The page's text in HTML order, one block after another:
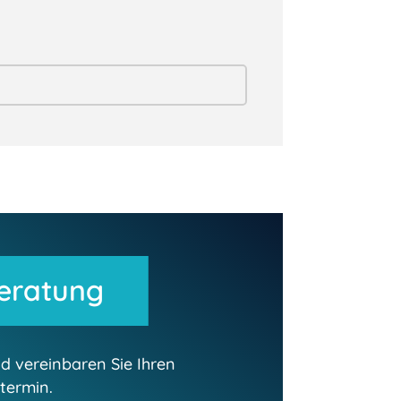
vereinbaren Sie Ihren